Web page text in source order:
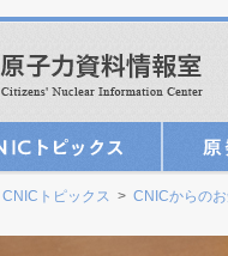
CNICトピックス > CNICからの